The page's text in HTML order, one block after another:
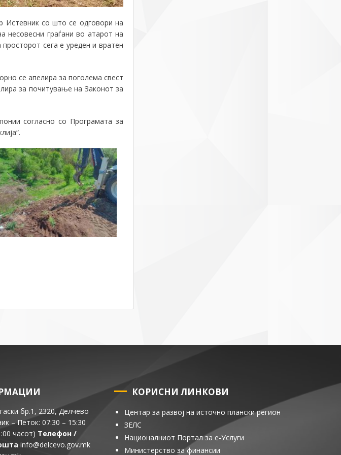
Истевник со што се одговори на
граѓани во атарот на
сега е уреден и вратен
се апелира за поголема свест
за почитување на Законот за
согласно со Програмата за
бр.1, 2320, Делчево
– Петок: 07:30 – 15:30
часот) Телефон /
info@delcevo.gov.mk
КОРИСНИ ЛИНКОВИ
Центар за развој на источно плански регион
ЗЕЛС
Националниот Портал за е-Услуги
Министерство за финансии